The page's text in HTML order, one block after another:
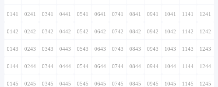
0141 0241 0341 0441 0541 0641 0741 0841 0941 1041 1141 1241
0142 0242 0342 0442 0542 0642 0742 0842 0942 1042 1142 1242
0143 0243 0343 0443 0543 0643 0743 0843 0943 1043 1143 1243
0144 0244 0344 0444 0544 0644 0744 0844 0944 1044 1144 1244
0145 0245 0345 0445 0545 0645 0745 0845 0945 1045 1145 1245